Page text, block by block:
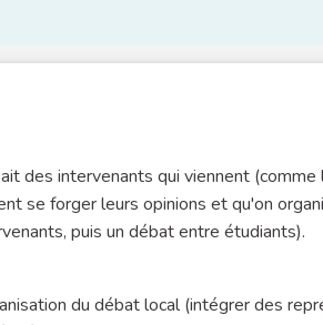
des intervenants qui viennent
se forger leurs opinions et qu'on
puis un débat entre étudiants).
du débat local (intégrer des